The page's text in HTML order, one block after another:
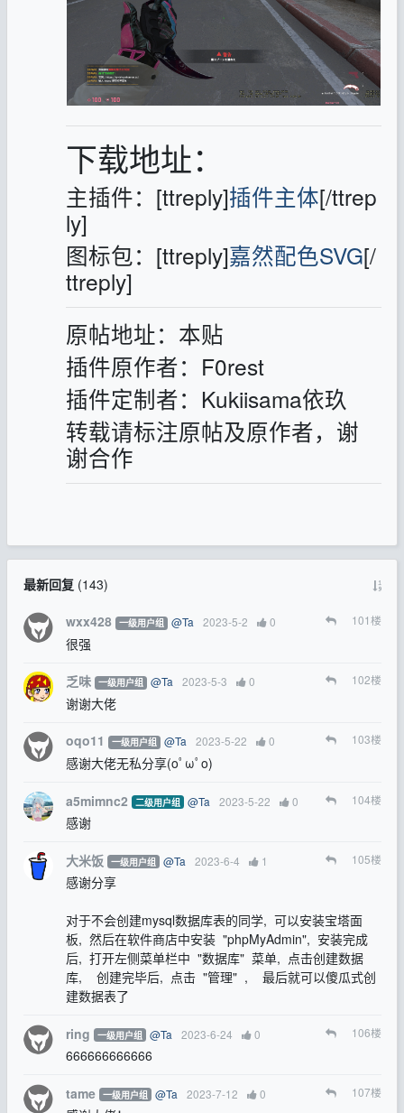
下载地址：
主插件：[ttreply]插件主体[/ttrep
ly]
图标包：[ttreply]嘉然配色SVG[/
ttreply]
原帖地址：本贴
插件原作者：F0rest
插件定制者：Kukiisama依玖
转载请标注原帖及原作者，谢
谢合作
最新回复(143)
wxx428 一级用户组 @Ta 2023-5-2 0 101楼
很强
乏味 一级用户组 @Ta 2023-5-3 0 102楼
谢谢大佬
oqo11 一级用户组 @Ta 2023-5-22 0 103楼
感谢大佬无私分享(oﾟωﾟo)
a5mimnc2 二级用户组 @Ta 2023-5-22 0 104楼
感谢
大米饭 一级用户组 @Ta 2023-6-4 1 105楼
感谢分享
对于不会创建mysql数据库表的同学, 可以安装宝塔面
板, 然后在软件商店中安装 "phpMyAdmin", 安装完成
后, 打开左侧菜单栏中 "数据库" 菜单, 点击创建数据
库, 创建完毕后, 点击 "管理" , 最后就可以傻瓜式创
建数据表了
ring 一级用户组 @Ta 2023-6-24 0 106楼
666666666666
tame 一级用户组 @Ta 2023-7-12 0 107楼